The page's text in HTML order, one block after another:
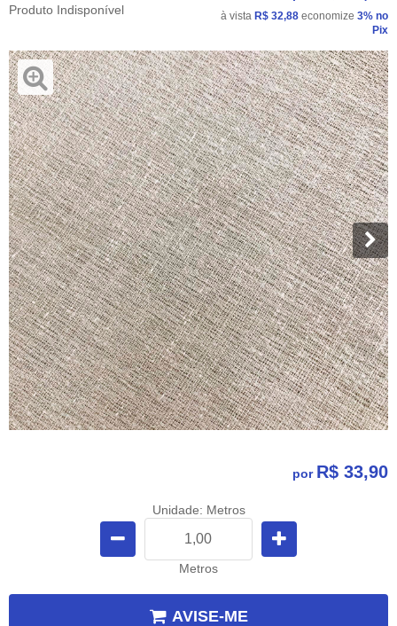
Produto Indisponível à vista R$ 32,88 economize 3% no
Pix
por R$ 33,90
Unidade: Metros
Metros
AVISE-ME